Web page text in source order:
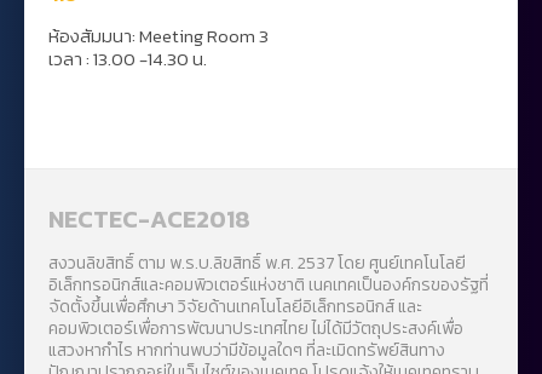
ห้องสัมมนา: Meeting Room 3
เวลา : 13.00 -14.30 น.
NECTEC-ACE2018
สงวนลิขสิทธิ์ ตาม พ.ร.บ.ลิขสิทธิ์ พ.ศ. 2537 โดย ศูนย์เทคโนโลยี
อิเล็กทรอนิกส์และคอมพิวเตอร์แห่งชาติ เนคเทคเป็นองค์กรของรัฐที่
จัดตั้งขึ้นเพื่อศึกษา วิจัยด้านเทคโนโลยีอิเล็กทรอนิกส์ และ
คอมพิวเตอร์เพื่อการพัฒนาประเทศไทย ไม่ได้มีวัตถุประสงค์เพื่อ
แสวงหากำไร หากท่านพบว่ามีข้อมูลใดๆ ที่ละเมิดทรัพย์สินทาง